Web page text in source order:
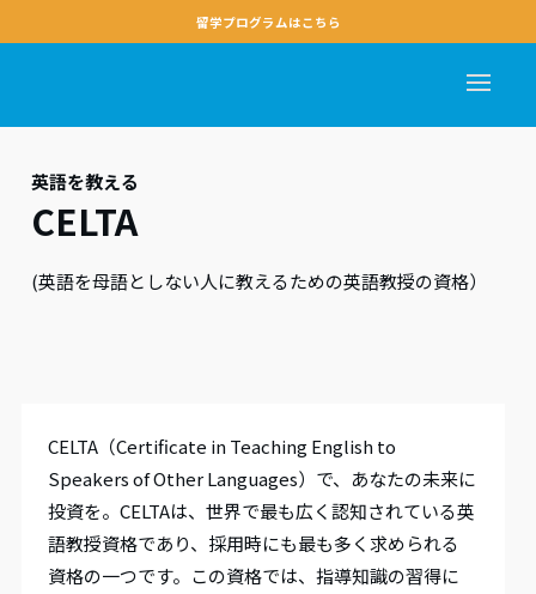
留学プログラムはこちら
英語を教える
CELTA
(英語を母語としない人に教えるための英語教授の資格）
CELTA（Certificate in Teaching English to
Speakers of Other Languages）で、あなたの未来に
投資を。CELTAは、世界で最も広く認知されている英
語教授資格であり、採用時にも最も多く求められる
資格の一つです。この資格では、指導知識の習得に